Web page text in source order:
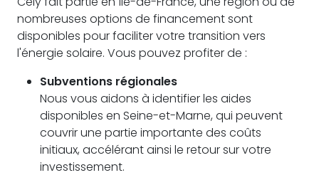
nombreuses options de financement sont
disponibles pour faciliter votre transition vers
l'énergie solaire. Vous pouvez profiter de :
Subventions régionales
Nous vous aidons à identifier les aides
disponibles en Seine-et-Marne, qui peuvent
couvrir une partie importante des coûts
initiaux, accélérant ainsi le retour sur votre
investissement.